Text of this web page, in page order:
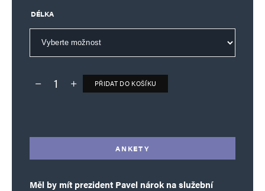
DÉLKA
Deník TO – verze bez reklam množství
PŘIDAT DO KOŠÍKU
ANKETY
Měl by mít prezident Pavel nárok na služební